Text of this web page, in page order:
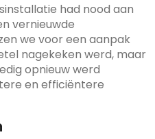
had nood aan
vernieuwde
we voor een aanpak
nagekeken werd, maar
opnieuw werd
en efficiëntere